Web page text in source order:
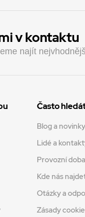
v kontaktu
najít
Často
Blog a novinky
Lidé a
Provozní doba
Kde nás
Otázky a
Zásady